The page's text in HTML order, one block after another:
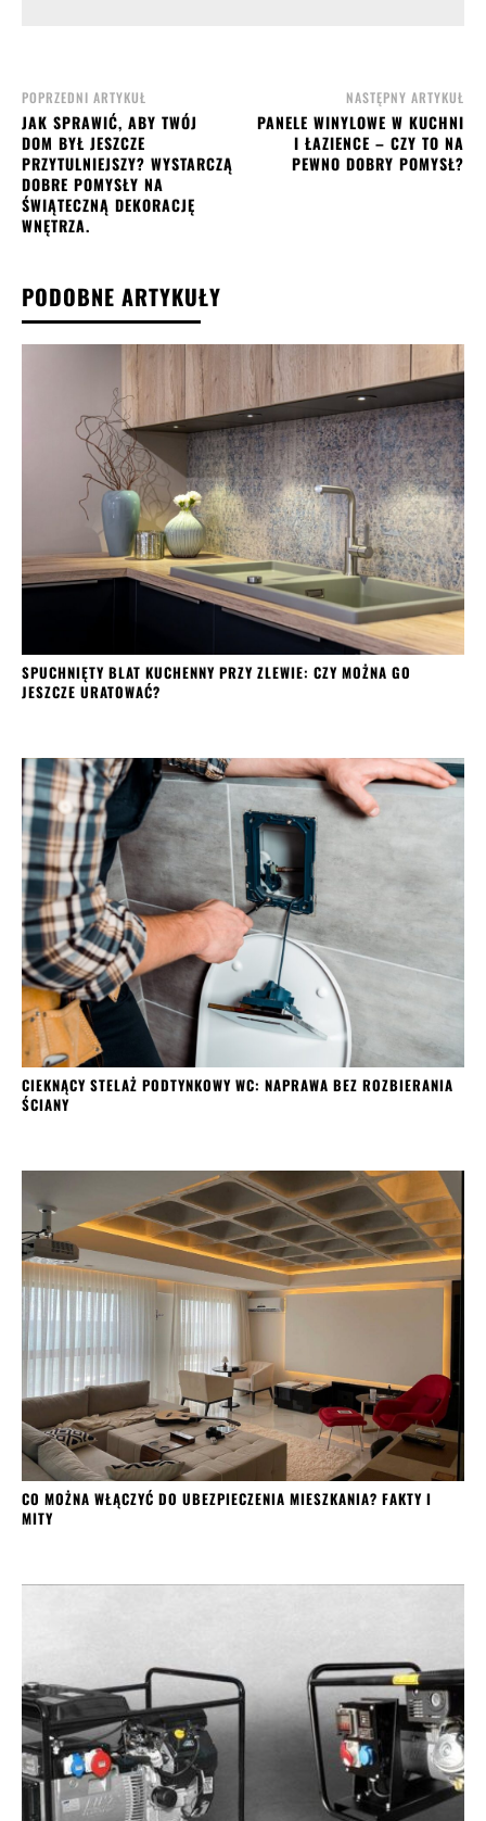
POPRZEDNI ARTYKUŁ
JAK SPRAWIĆ, ABY TWÓJ
DOM BYŁ JESZCZE
PRZYTULNIEJSZY? WYSTARCZĄ
DOBRE POMYSŁY NA
ŚWIĄTECZNĄ DEKORACJĘ
WNĘTRZA.
NASTĘPNY ARTYKUŁ
PANELE WINYLOWE W KUCHNI
I ŁAZIENCE – CZY TO NA
PEWNO DOBRY POMYSŁ?
PODOBNE ARTYKUŁY
SPUCHNIĘTY BLAT KUCHENNY PRZY ZLEWIE: CZY MOŻNA GO
JESZCZE URATOWAĆ?
CIEKNĄCY STELAŻ PODTYNKOWY WC: NAPRAWA BEZ ROZBIERANIA
ŚCIANY
CO MOŻNA WŁĄCZYĆ DO UBEZPIECZENIA MIESZKANIA? FAKTY I
MITY